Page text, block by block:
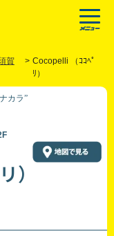
賀
> Cocopelli （ｺｺﾍﾟ
ﾘ）
カラ”